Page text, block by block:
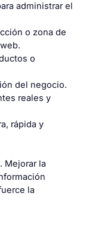
administrar el
o zona de
o
del negocio.
reales y
rápida y
Mejorar la
la